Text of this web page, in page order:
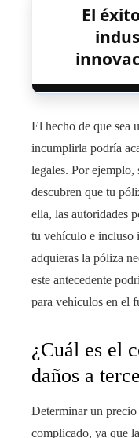
El
El hecho de que sea
incumplirla podría
legales. Por ejemplo,
descubren que tu
ella, las autoridades
tu vehículo e incluso
adquieras la póliza
este antecedente
para vehículos en el
¿Cuál es el
daños a
Determinar un
complicado, ya que